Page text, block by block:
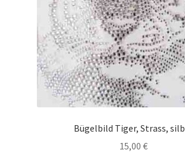
Bügelbild Tiger, Strass,
15,00 €